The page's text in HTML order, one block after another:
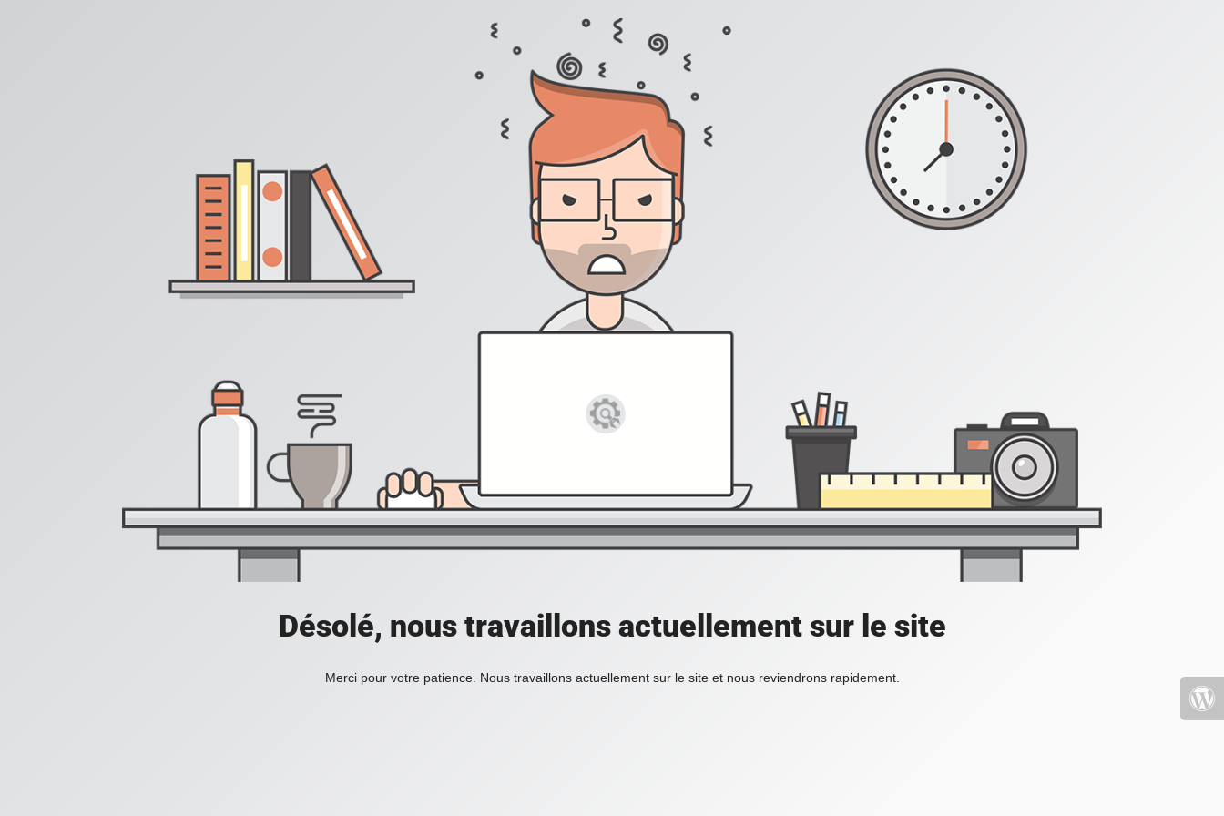
Désolé, nous travaillons actuellement sur le site
Merci pour votre patience. Nous travaillons actuellement sur le site et nous reviendrons rapidement.